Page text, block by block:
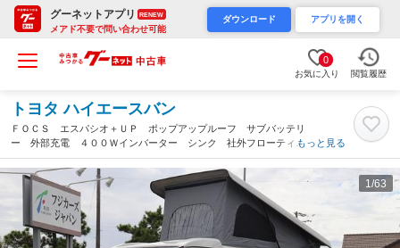
グーネットアプリ RENEW
メアド不要で問い合わせ可能
ダウンロード アプリを開く
0
お気に入り 閲覧履歴
トヨタ ハイエースバン
ＦＯＣＳ エスパシオ＋ＵＰ ポップアップルーフ サブバッテリ
ー 外部充電 ４００Ｗインバーター シンク 社外フローティン
グナビ スマートキー ＥＴＣ２．０ デジタルインナーミラー
ＬＥＤヘッドランプ アラウンドビューモニター（埼玉県）
もっと見る
1 /63